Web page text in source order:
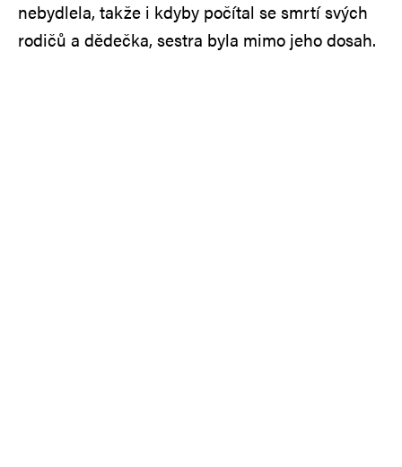
nebydlela, takže i kdyby počítal se smrtí svých
rodičů a dědečka, sestra byla mimo jeho dosah.